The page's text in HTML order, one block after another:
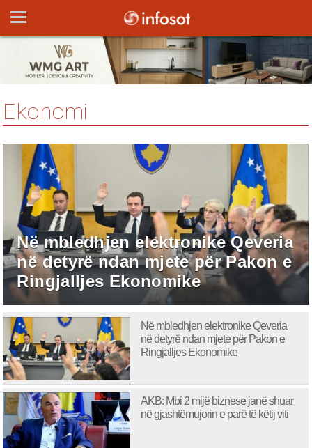
Ekonomi
Në mbledhjen elektronike Qeveria
në detyrë ndan mjete për Pakon e
Ringjalljes Ekonomike
Në mbledhjen elektronike Qeveria
në detyrë ndan mjete për Pakon e
Ringjalljes Ekonomike
AKB: Mbi 2 mijë biznese janë shuar
në gjashtëmujorin e parë të këtij viti